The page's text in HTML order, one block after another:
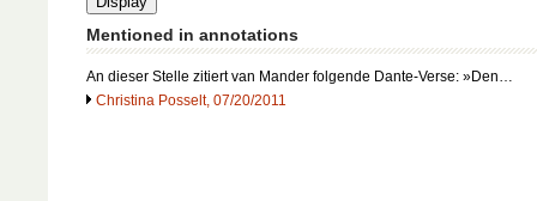
Mentioned in annotations
An dieser Stelle zitiert van Mander folgende Dante-Verse: »Den…
Christina Posselt, 07/20/2011